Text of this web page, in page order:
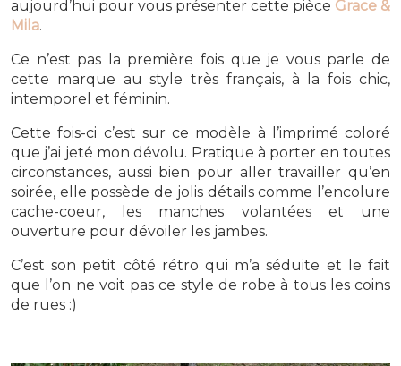
aujourd’hui pour vous présenter cette pièce Grace &
Mila.
Ce n’est pas la première fois que je vous parle de
cette marque au style très français, à la fois chic,
intemporel et féminin.
Cette fois-ci c’est sur ce modèle à l’imprimé coloré
que j’ai jeté mon dévolu. Pratique à porter en toutes
circonstances, aussi bien pour aller travailler qu’en
soirée, elle possède de jolis détails comme l’encolure
cache-coeur, les manches volantées et une
ouverture pour dévoiler les jambes.
C’est son petit côté rétro qui m’a séduite et le fait
que l’on ne voit pas ce style de robe à tous les coins
de rues :)